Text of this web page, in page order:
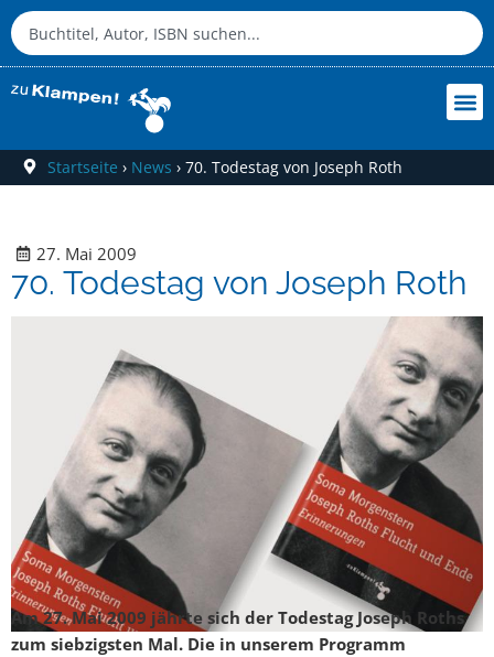
Startseite › News › 70. Todestag von Joseph Roth
27. Mai 2009
70. Todestag von Joseph Roth
Am 27. Mai 2009 jährte sich der Todestag Joseph Roths
zum siebzigsten Mal. Die in unserem Programm